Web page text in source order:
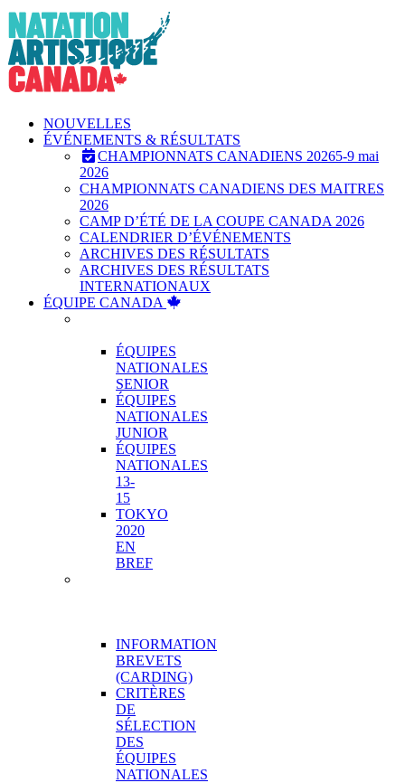
Skip
to
content
NOUVELLES
ÉVÉNEMENTS & RÉSULTATS
CHAMPIONNATS CANADIENS 20265-9 mai
2026
CHAMPIONNATS CANADIENS DES MAITRES
2026
CAMP D’ÉTÉ DE LA COUPE CANADA 2026
CALENDRIER D’ÉVÉNEMENTS
ARCHIVES DES RÉSULTATS
ARCHIVES DES RÉSULTATS
INTERNATIONAUX
ÉQUIPE CANADA
ÉQUIPES
NATIONALES
SENIOR
ÉQUIPES
NATIONALES
JUNIOR
ÉQUIPES
NATIONALES
13-
15
TOKYO
2020
EN
BREF
INFORMATION
BREVETS
(CARDING)
CRITÈRES
DE
SÉLECTION
DES
ÉQUIPES
NATIONALES